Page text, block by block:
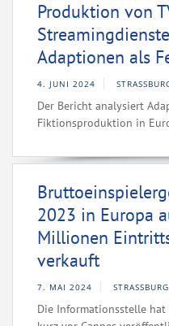
Produktion von
Adaptionen als
4. JUNI 2024
Der Bericht analysiert
Fiktionsproduktion in
2023 in Europa
Millionen
verkauft
7. MAI 2024
Die Informationsstelle